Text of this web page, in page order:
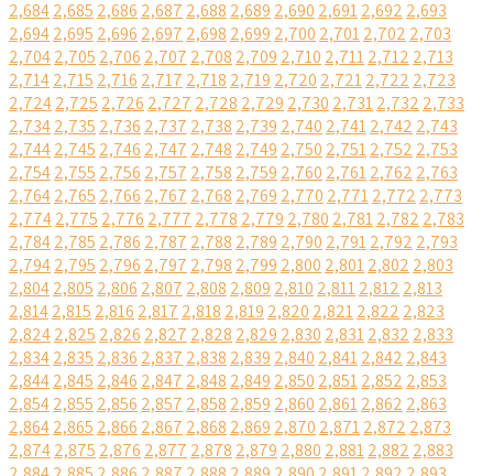
2,6842,685 2,686 2,687 2,688 2,689 2,690 2,6912,692 2,693
2,6942,695 2,696 2,697 2,698 2,699 2,700 2,7012,702 2,703
2,7042,705 2,706 2,707 2,708 2,709 2,710 2,7112,712 2,713
2,7142,715 2,716 2,717 2,718 2,719 2,720 2,7212,722 2,723
2,7242,725 2,726 2,727 2,728 2,729 2,730 2,7312,732 2,733
2,7342,735 2,736 2,737 2,738 2,739 2,740 2,7412,742 2,743
2,7442,745 2,746 2,747 2,748 2,749 2,750 2,7512,752 2,753
2,7542,755 2,756 2,757 2,758 2,759 2,760 2,7612,762 2,763
2,7642,765 2,766 2,767 2,768 2,769 2,770 2,7712,772 2,773
2,7742,775 2,776 2,777 2,778 2,779 2,780 2,7812,782 2,783
2,7842,785 2,786 2,787 2,788 2,789 2,790 2,7912,792 2,793
2,7942,795 2,796 2,797 2,798 2,799 2,800 2,8012,802 2,803
2,8042,805 2,806 2,807 2,808 2,809 2,810 2,8112,812 2,813
2,8142,815 2,816 2,817 2,818 2,819 2,820 2,8212,822 2,823
2,8242,825 2,826 2,827 2,828 2,829 2,830 2,8312,832 2,833
2,8342,835 2,836 2,837 2,838 2,839 2,840 2,8412,842 2,843
2,8442,845 2,846 2,847 2,848 2,849 2,850 2,8512,852 2,853
2,8542,855 2,856 2,857 2,858 2,859 2,860 2,8612,862 2,863
2,8642,865 2,866 2,867 2,868 2,869 2,870 2,8712,872 2,873
2,8742,875 2,876 2,877 2,878 2,879 2,880 2,8812,882 2,883